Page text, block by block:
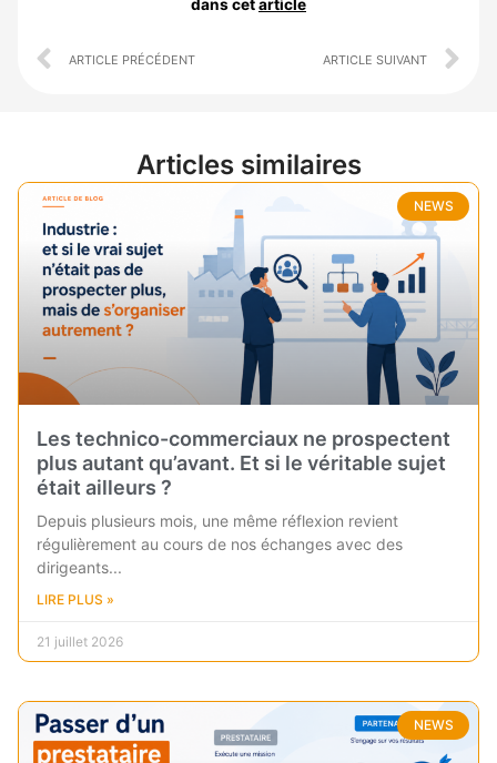
dans cetarticle
Prev
ARTICLE PRÉCÉDENT ARTICLE SUIVANT
Articles similaires
NEWS
Les technico-commerciaux ne prospectent
plus autant qu’avant. Et si le véritable sujet
était ailleurs ?
Depuis plusieurs mois, une même réflexion revient
régulièrement au cours de nos échanges avec des
dirigeants
LIRE PLUS »
21 juillet 2026
NEWS